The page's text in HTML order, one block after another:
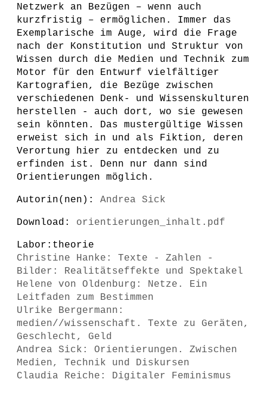
Netzwerk an Bezügen – wenn auch
kurzfristig – ermöglichen. Immer das
Exemplarische im Auge, wird die Frage
nach der Konstitution und Struktur von
Wissen durch die Medien und Technik zum
Motor für den Entwurf vielfältiger
Kartografien, die Bezüge zwischen
verschiedenen Denk- und Wissenskulturen
herstellen - auch dort, wo sie gewesen
sein könnten. Das mustergültige Wissen
erweist sich in und als Fiktion, deren
Verortung hier zu entdecken und zu
erfinden ist. Denn nur dann sind
Orientierungen möglich.
Autorin(nen): Andrea Sick
Download: orientierungen_inhalt.pdf
Labor:theorie
Christine Hanke: Texte - Zahlen -
Bilder: Realitätseffekte und Spektakel
Helene von Oldenburg: Netze. Ein
Leitfaden zum Bestimmen
Ulrike Bergermann:
medien//wissenschaft. Texte zu Geräten,
Geschlecht, Geld
Andrea Sick: Orientierungen. Zwischen
Medien, Technik und Diskursen
Claudia Reiche: Digitaler Feminismus